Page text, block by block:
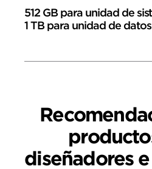
512 GB para unidad de
1 TB para unidad de datos
diseñadores